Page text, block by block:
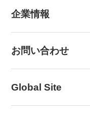
企業情報
お問い合わせ
Global Site